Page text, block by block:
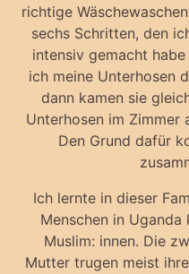
richtige
sechs Schritten, den
intensiv gemacht
ich meine Unterhosen
dann kamen sie
Unterhosen im Zimmer
Den Grund dafür
Ich lernte in dieser
Menschen in Uganda
Muslim: innen. Die
Mutter trugen meist